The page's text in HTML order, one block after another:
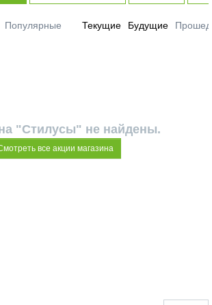
Популярные Текущие Будущие
"Стилусы" не найдены.
все акции магазина